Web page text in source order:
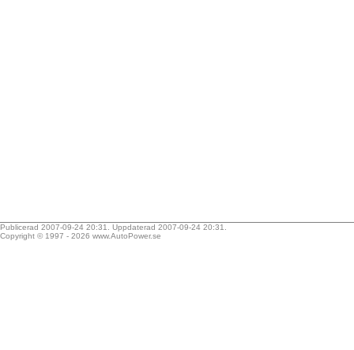
Publicerad 2007-09-24 20:31. Uppdaterad 2007-09-24 20:31.
Copyright © 1997 - 2026 www.AutoPower.se